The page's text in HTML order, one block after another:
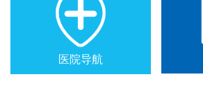
医院导航